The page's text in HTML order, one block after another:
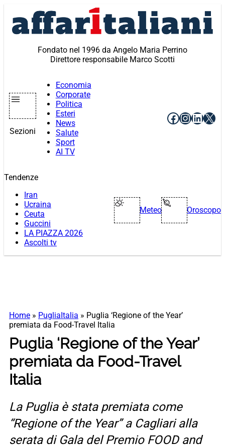
contenuto
Fondato nel 1996 da Angelo Maria Perrino
Direttore responsabile Marco Scotti
Sezioni
Economia
Corporate
Politica
Esteri
News
Salute
Sport
AI TV
Facebook
X
Tendenze
Iran
Ucraina
Ceuta
Guccini
LA PIAZZA 2026
Ascolti tv
Meteo Oroscopo
Home » PugliaItalia » Puglia ‘Regione of the Year’
premiata da Food-Travel Italia
Puglia ‘Regione of the Year’
premiata da Food-Travel
Italia
La Puglia è stata premiata come
“Regione of the Year” a Cagliari alla
serata di Gala del Premio FOOD and